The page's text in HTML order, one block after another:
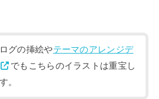
グの挿絵やテーマのアレンジデ
でもこちらのイラストは重宝し
。